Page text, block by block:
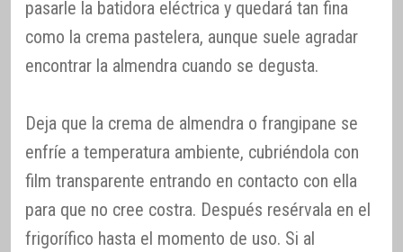
pasarle la batidora eléctrica y quedará tan fina
como la crema pastelera, aunque suele agradar
encontrar la almendra cuando se degusta.
Deja que la crema de almendra o frangipane se
enfríe a temperatura ambiente, cubriéndola con
film transparente entrando en contacto con ella
para que no cree costra. Después resérvala en el
frigorífico hasta el momento de uso. Si al